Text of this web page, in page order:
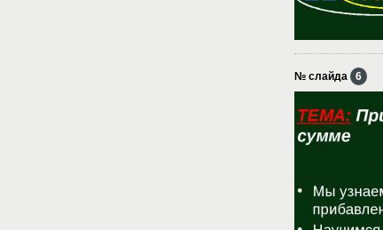
№ слайда 6